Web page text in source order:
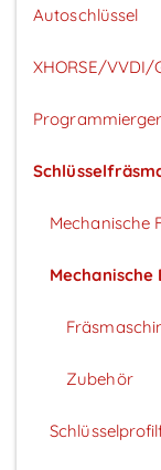
Autoschlüssel
XHORSE/VVDI/
Mechanische
Zubehör